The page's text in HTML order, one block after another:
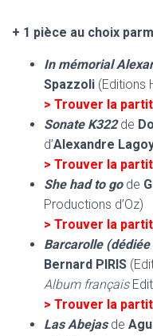
+ 1 pièce au choix
In mémorial
Spazzoli (Editions
> Trouver la
Sonate K322de
d’Alexandre
> Trouver la
She hadto gode
Productions d’Oz)
> Trouver la
Barcarolle
Bernard PIRIS
Album français
> Trouver la
Las Abejasde